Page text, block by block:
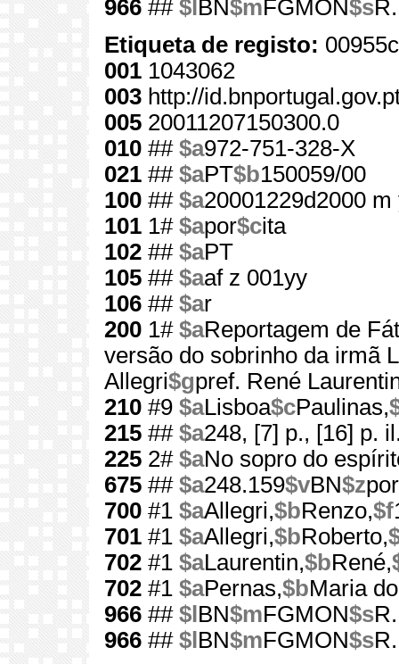
966 ## $l BN$mFGMON$s
Etiqueta de registo:
001 1043062
003 http://
005 20011207150300.0
010 ## $a972-751-328-X
021 ## $aPT$b150059/00
100 ## $a20001229d2000
101 1# $apor$cita
102 ## $aPT
105 ## $aaf z 001yy
106 ## $ar
200 1# $aReportagem de
versão do sobrinho da irmã
Allegri$gpref. René
210 #9 $aLisboa$cPaulinas,
215 ## $a248, [7] p., [16] p.
225 2# $aNo sopro do
675 ## $a248.159$vBN$zpor
700 #1 $aAllegri,$bRenzo,$f
701 #1 $aAllegri,$bRoberto,
702 #1 $aLaurentin,$bRené,
702 #1 $aPernas,$bMaria
966 ## $l BN$mFGMON$s
966 ## $l BN$mFGMON$s